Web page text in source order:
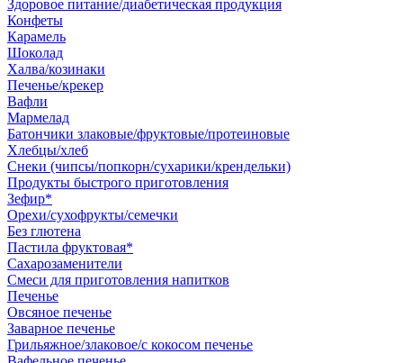
Здоровое питание/диабетическая продукция
Конфеты
Карамель
Шоколад
Халва/козинаки
Печенье/крекер
Вафли
Мармелад
Батончики злаковые/фруктовые/протеиновые
Хлебцы/хлеб
Снеки (чипсы/попкорн/сухарики/крендельки)
Продукты быстрого приготовления
Зефир*
Орехи/сухофрукты/семечки
Без глютена
Пастила фруктовая*
Сахарозаменители
Смеси для приготовления напитков
Печенье
Овсяное печенье
Заварное печенье
Грильяжное/злаковое/с кокосом печенье